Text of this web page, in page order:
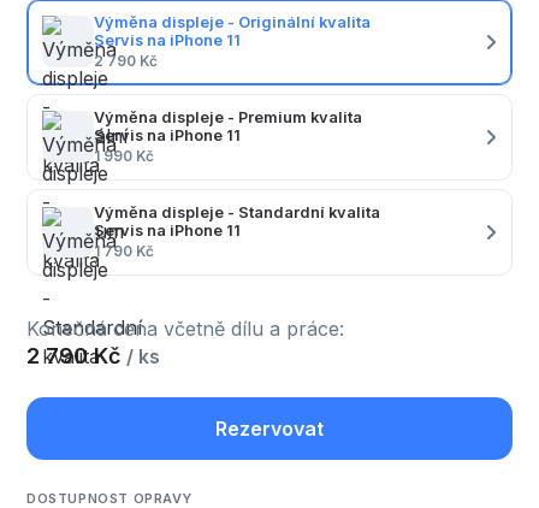
Výměna displeje - Originální kvalita
Servis na iPhone 11
2 790 Kč
Výměna displeje - Premium kvalita
Servis na iPhone 11
1 990 Kč
Výměna displeje - Standardní kvalita
Servis na iPhone 11
1 790 Kč
Konečná cena včetně dílu a práce:
2 790 Kč / ks
Rezervovat
DOSTUPNOST OPRAVY